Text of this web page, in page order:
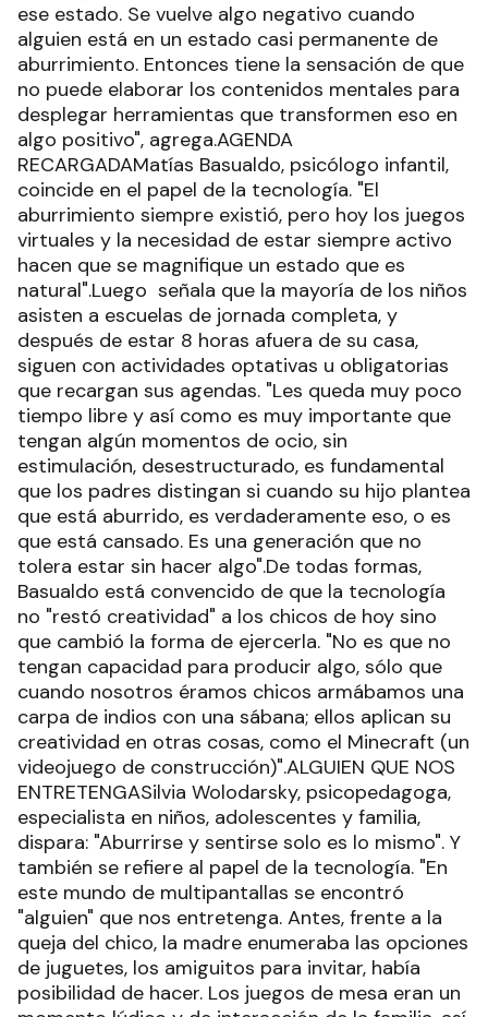
ese estado. Se vuelve algo negativo cuando
alguien está en un estado casi permanente de
aburrimiento. Entonces tiene la sensación de que
no puede elaborar los contenidos mentales para
desplegar herramientas que transformen eso en
algo positivo", agrega.AGENDA
RECARGADAMatías Basualdo, psicólogo infantil,
coincide en el papel de la tecnología. "El
aburrimiento siempre existió, pero hoy los juegos
virtuales y la necesidad de estar siempre activo
hacen que se magnifique un estado que es
natural".Luego señala que la mayoría de los niños
asisten a escuelas de jornada completa, y
después de estar 8 horas afuera de su casa,
siguen con actividades optativas u obligatorias
que recargan sus agendas. "Les queda muy poco
tiempo libre y así como es muy importante que
tengan algún momentos de ocio, sin
estimulación, desestructurado, es fundamental
que los padres distingan si cuando su hijo plantea
que está aburrido, es verdaderamente eso, o es
que está cansado. Es una generación que no
tolera estar sin hacer algo".De todas formas,
Basualdo está convencido de que la tecnología
no "restó creatividad" a los chicos de hoy sino
que cambió la forma de ejercerla. "No es que no
tengan capacidad para producir algo, sólo que
cuando nosotros éramos chicos armábamos una
carpa de indios con una sábana; ellos aplican su
creatividad en otras cosas, como el Minecraft (un
videojuego de construcción)".ALGUIEN QUE NOS
ENTRETENGASilvia Wolodarsky, psicopedagoga,
especialista en niños, adolescentes y familia,
dispara: "Aburrirse y sentirse solo es lo mismo". Y
también se refiere al papel de la tecnología. "En
este mundo de multipantallas se encontró
"alguien" que nos entretenga. Antes, frente a la
queja del chico, la madre enumeraba las opciones
de juguetes, los amiguitos para invitar, había
posibilidad de hacer. Los juegos de mesa eran un